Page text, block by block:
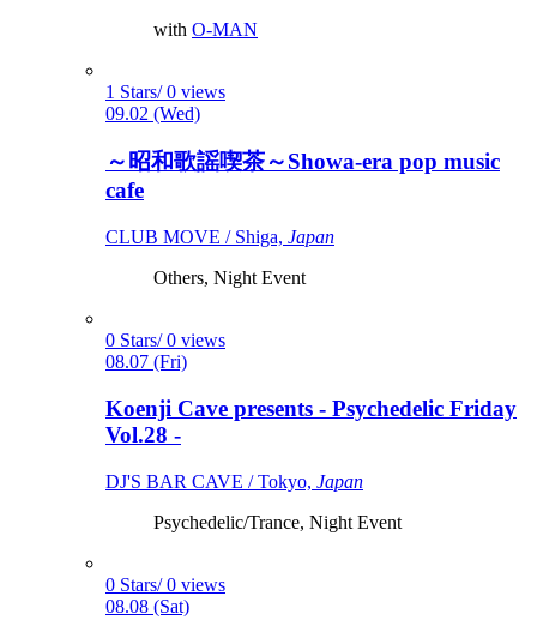
with O-MAN
1 Stars/ 0 views
09.02 (Wed)
～昭和歌謡喫茶～Showa-era pop music
cafe
CLUB MOVE / Shiga, Japan
Others, Night Event
0 Stars/ 0 views
08.07 (Fri)
Koenji Cave presents - Psychedelic Friday
Vol.28 -
DJ'S BAR CAVE / Tokyo, Japan
Psychedelic/Trance, Night Event
0 Stars/ 0 views
08.08 (Sat)